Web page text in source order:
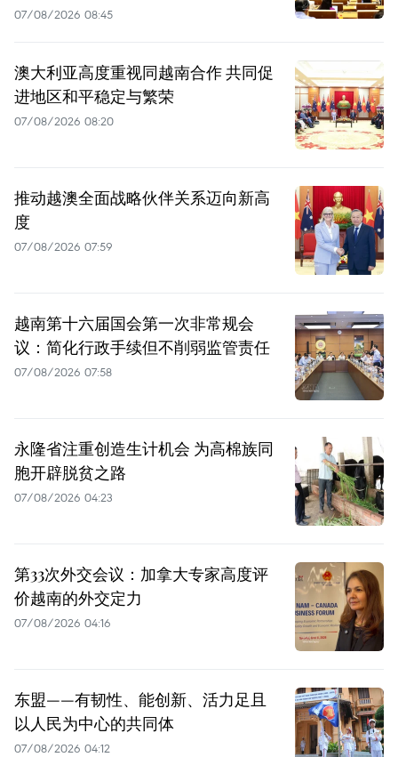
07/08/2026 08:45
澳大利亚高度重视同越南合作 共同促
进地区和平稳定与繁荣
07/08/2026 08:20
推动越澳全面战略伙伴关系迈向新高
度
07/08/2026 07:59
越南第十六届国会第一次非常规会
议：简化行政手续但不削弱监管责任
07/08/2026 07:58
永隆省注重创造生计机会 为高棉族同
胞开辟脱贫之路
07/08/2026 04:23
第33次外交会议：加拿大专家高度评
价越南的外交定力
07/08/2026 04:16
东盟——有韧性、能创新、活力足且
以人民为中心的共同体
07/08/2026 04:12